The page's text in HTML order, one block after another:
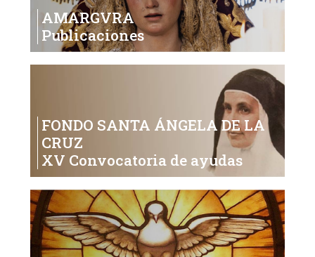
AMARGVRA
Publicaciones
FONDO SANTA ÁNGELA DE LA
CRUZ
XV Convocatoria de ayudas